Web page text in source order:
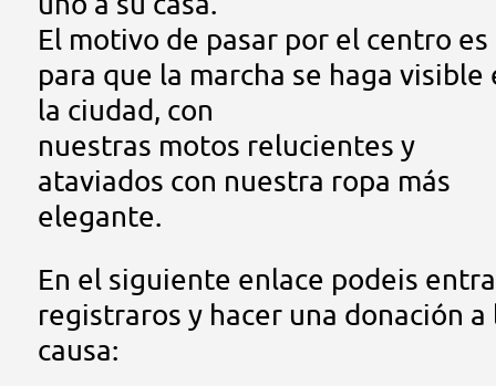
El motivo de pasar por el centro es
para que la marcha se haga visible
la ciudad, con
nuestras motos relucientes y
ataviados con nuestra ropa más
elegante.
En el siguiente enlace podeis
registraros y hacer una donación a
causa: